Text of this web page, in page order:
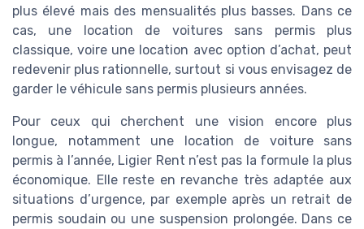
plus élevé mais des mensualités plus basses. Dans ce
cas, une location de voitures sans permis plus
classique, voire une location avec option d’achat, peut
redevenir plus rationnelle, surtout si vous envisagez de
garder le véhicule sans permis plusieurs années.
Pour ceux qui cherchent une vision encore plus
longue, notamment une location de voiture sans
permis à l’année, Ligier Rent n’est pas la formule la plus
économique. Elle reste en revanche très adaptée aux
situations d’urgence, par exemple après un retrait de
permis soudain ou une suspension prolongée. Dans ce